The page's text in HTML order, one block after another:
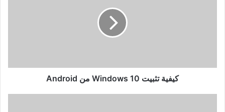
كيفية تثبيت Windows 10 من Android